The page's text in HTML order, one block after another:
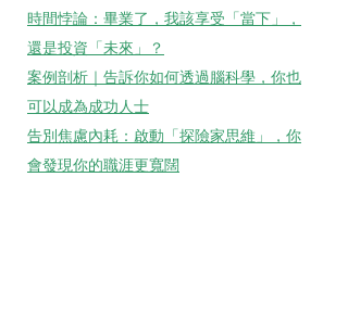
時間悖論：畢業了，我該享受「當下」，
還是投資「未來」？
案例剖析｜告訴你如何透過腦科學，你也
可以成為成功人士
告別焦慮內耗：啟動「探險家思維」，你
會發現你的職涯更寬闊